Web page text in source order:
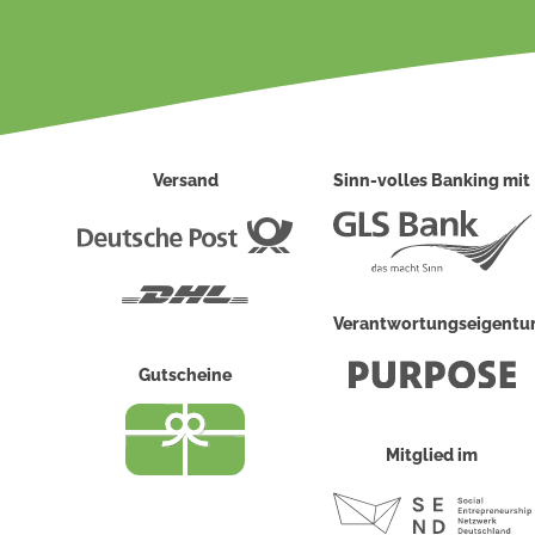
Versand
Deutsche
Gutscheine
Sinn-volles Banking mit
Mitglied im